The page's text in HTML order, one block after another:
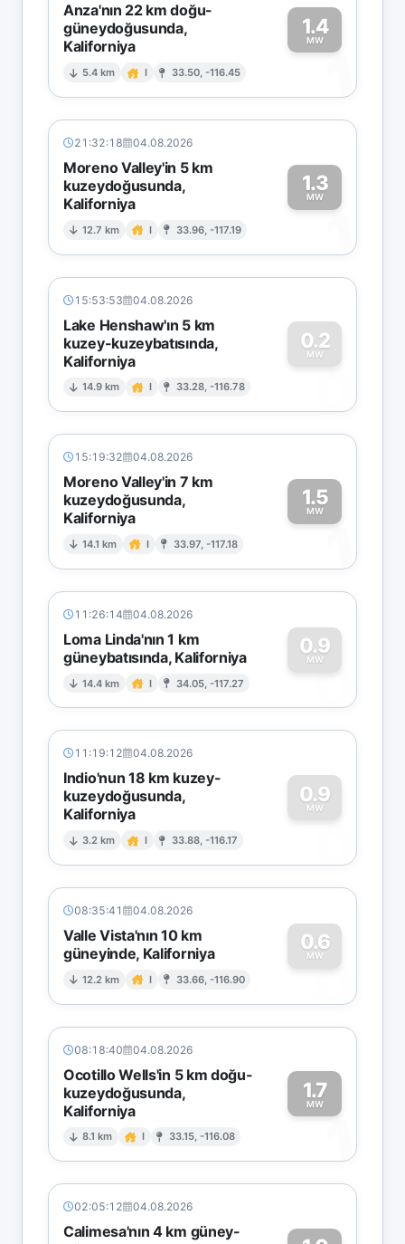
Anza'nın 22 km doğu-
güneydoğusunda,
Kaliforniya
5.4 km I 33.50, -116.45
1.4
MW
1
21:32:18 04.08.2026
Moreno Valley'in 5 km
kuzeydoğusunda,
Kaliforniya
12.7 km I 33.96, -117.19
1.3
MW
1
15:53:53 04.08.2026
Lake Henshaw'ın 5 km
kuzey-kuzeybatısında,
Kaliforniya
14.9 km I 33.28, -116.78
0.2
MW
0
15:19:32 04.08.2026
Moreno Valley'in 7 km
kuzeydoğusunda,
Kaliforniya
14.1 km I 33.97, -117.18
1.5
MW
1
11:26:14 04.08.2026
Loma Linda'nın 1 km
güneybatısında, Kaliforniya
14.4 km I 34.05, -117.27
0.9
MW
0
11:19:12 04.08.2026
Indio'nun 18 km kuzey-
kuzeydoğusunda,
Kaliforniya
3.2 km I 33.88, -116.17
0.9
MW
0
08:35:41 04.08.2026
Valle Vista'nın 10 km
güneyinde, Kaliforniya
12.2 km I 33.66, -116.90
0.6
MW
0
08:18:40 04.08.2026
Ocotillo Wells'in 5 km doğu-
kuzeydoğusunda,
Kaliforniya
8.1 km I 33.15, -116.08
1.7
MW
1
02:05:12 04.08.2026
Calimesa'nın 4 km güney-